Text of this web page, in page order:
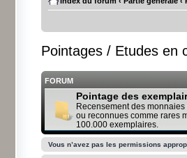
Pointages / Etudes en
FORUM
Pointage des
Recensement des
ou reconnues comme rares
100.000 exemplaires.
Vous n’avez pas les permissions